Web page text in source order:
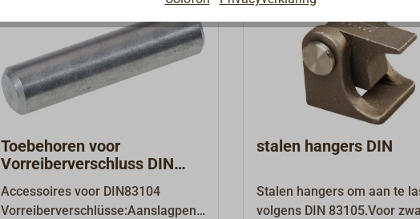
een aanslag die de bewegingshoek
beperkt tot 90°.
Toebehoren voor
Vorreiberverschluss DIN
83104
Accessoires voor DIN83104
Vorreiberverschlüsse:Aanslagpenn
stalen hangers DIN
Stalen hangers om aan te
volgens DIN 83105.Voor